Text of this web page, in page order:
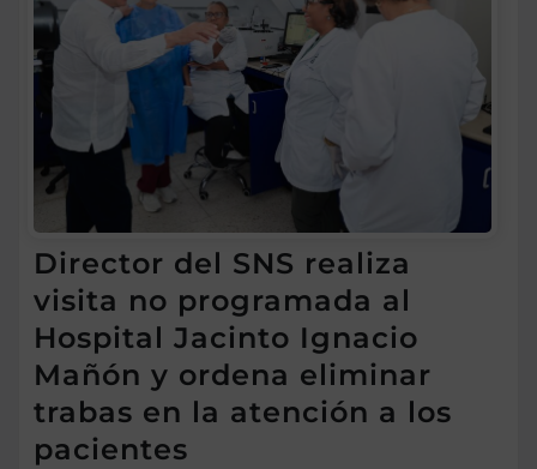
Director del SNS realiza
visita no programada al
Hospital Jacinto Ignacio
Mañón y ordena eliminar
trabas en la atención a los
pacientes